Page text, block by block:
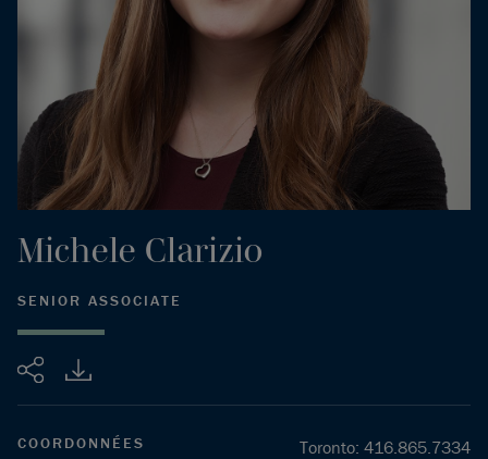
Partager
Michele Clarizio
SENIOR ASSOCIATE
COORDONNÉES Toronto: 416.865.7334